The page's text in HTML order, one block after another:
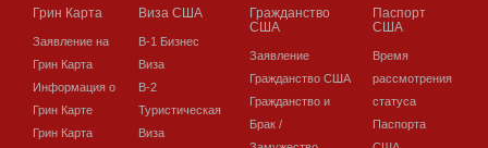
Грин Карта
Заявление на
Грин Карта
Информация о
Грин Карте
Грин Карта
Виза США
В-1 Бизнес
Виза
В-2
Туристическая
Виза
Гражданство
США
Заявление
Гражданство США
Гражданство и
Брак /
Паспорт
США
Время
рассмотрения
статуса
Паспорта